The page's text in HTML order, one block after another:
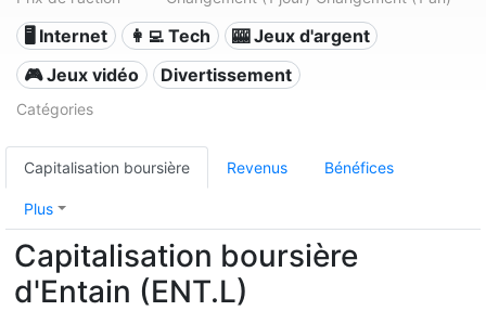
🖥️ Internet 👩‍💻 Tech
🎰 Jeux d'argent
🎮 Jeux vidéo
Divertissement
Catégories
Capitalisation boursière Revenus Bénéfices
Plus
Capitalisation boursière
d'Entain (ENT.L)